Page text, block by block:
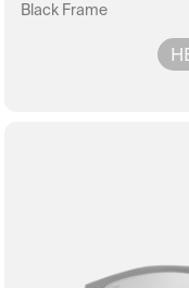
Black Frame